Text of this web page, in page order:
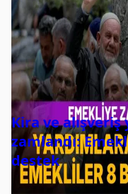
Kira ve alışveriş
zamlandı:
destek